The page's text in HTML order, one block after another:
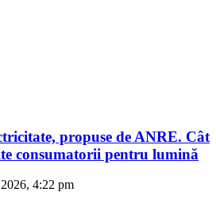
propuse de ANRE. Cât
consumatorii pentru lumină
4:22 pm